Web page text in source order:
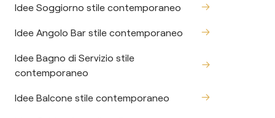
Idee Soggiorno stile contemporaneo
Idee Angolo Bar stile contemporaneo
Idee Bagno di Servizio stile
contemporaneo
Idee Balcone stile contemporaneo